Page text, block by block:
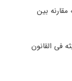
بین
فی القانون